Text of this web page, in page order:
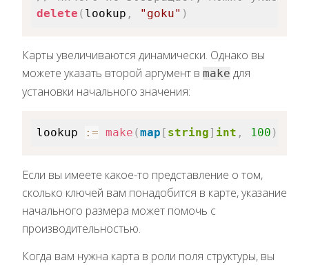
delete ( lookup , "goku" )
Карты увеличиваются динамически. Однако вы
можете указать второй аргумент в make для
установки начального значения:
lookup := make (map [ string] int , 100 )
Если вы имеете какое-то представление о том,
сколько ключей вам понадобится в карте, указание
начального размера может помочь с
производительностью.
Когда вам нужна карта в роли поля структуры, вы